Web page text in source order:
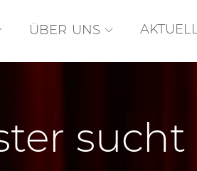
ÜBER UNS
sucht